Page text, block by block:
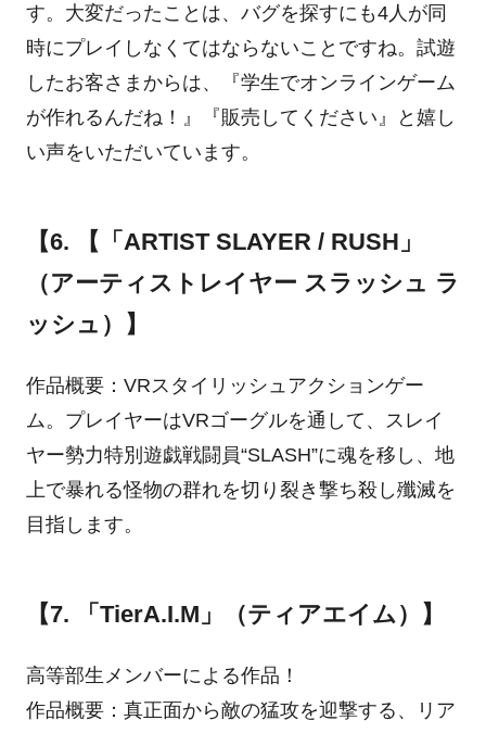
す。大変だったことは、バグを探すにも4人が同
時にプレイしなくてはならないことですね。試遊
したお客さまからは、『学生でオンラインゲーム
が作れるんだね！』『販売してください』と嬉し
い声をいただいています。
【6. 【「ARTIST SLAYER / RUSH」
（アーティストレイヤー スラッシュ ラ
ッシュ）】
作品概要：VRスタイリッシュアクションゲー
ム。プレイヤーはVRゴーグルを通して、スレイ
ヤー勢力特別遊戯戦闘員“SLASH”に魂を移し、地
上で暴れる怪物の群れを切り裂き撃ち殺し殲滅を
目指します。
【7. 「TierA.I.M」（ティアエイム）】
高等部生メンバーによる作品！
作品概要：真正面から敵の猛攻を迎撃する、リア